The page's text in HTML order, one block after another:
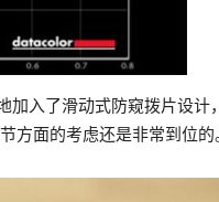
加入了滑动式防窥拨片设计
方面的考虑还是非常到位的